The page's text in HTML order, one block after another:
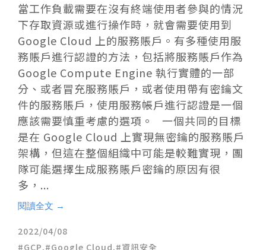
當工作負載需要在沒有終端使用者參與的情況
下存取資源或進行操作時，就會需要使用到
Google Cloud 上的服務賬戶。有多種使用服
務賬戶進行認證的方法，包括將服務賬戶作為
Google Compute Engine 執行實體的一部
分、或者冒充服務賬戶，或者使用帶有密鑰文
件的服務賬戶，使用服務帳戶進行認證是一個
應該需要慎重考慮的選項。 一個共同的目標
是在 Google Cloud 上實現無密鑰的服務賬戶
架構，但這在整個組織中可能是較難實現，團
隊可能選擇生成服務賬戶密鑰的原因有很
多，...
閱讀全文 →
2022/04/08
GCP, Google Cloud, 資訊安全